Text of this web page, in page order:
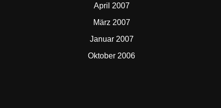
April 2007
März 2007
Januar 2007
Oktober 2006